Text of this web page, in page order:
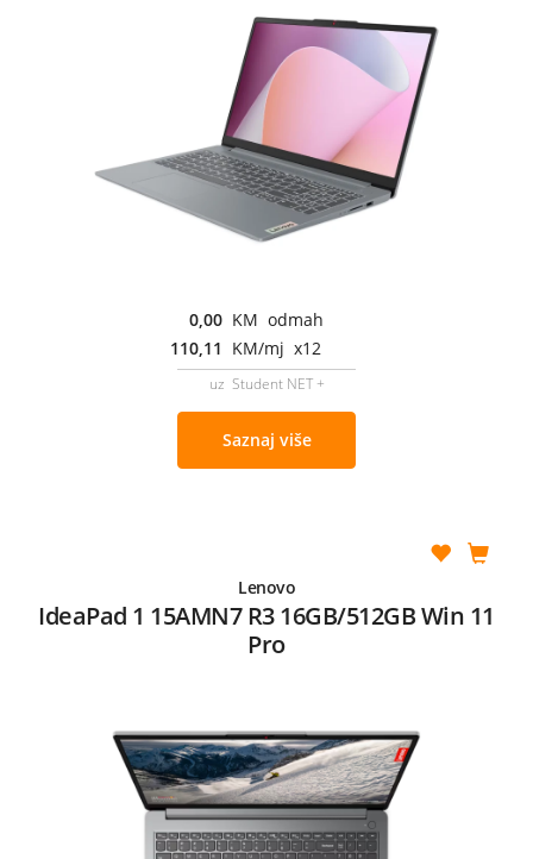
0,00 KM odmah
110,11 KM/mj x12
uz Student NET +
Saznaj više
Lenovo
IdeaPad 1 15AMN7 R3 16GB/512GB Win 11
Pro